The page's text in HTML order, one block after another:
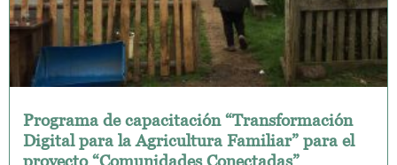
Programa de capacitación “Transformación
Digital para la Agricultura Familiar” para el
proyecto “Comunidades Conectadas”